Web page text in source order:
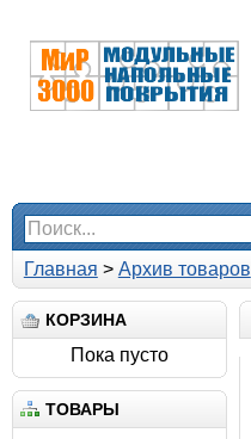
Главная > Архив товаров
КОРЗИНА
Пока пусто
ТОВАРЫ